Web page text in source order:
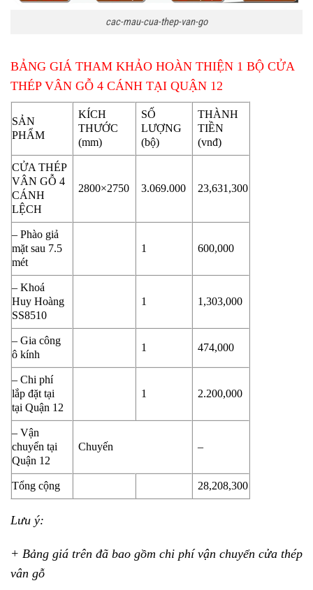
cac-mau-cua-thep-van-go
BẢNG GIÁ THAM KHẢO HOÀN THIỆN 1 BỘ CỬA
THÉP VÂN GỖ 4 CÁNH TẠI QUẬN 12
SẢN
PHẨM
KÍCH
THƯỚC
(mm)
SỐ
LƯỢNG
(bộ)
THÀNH
TIỀN
(vnđ)
CỬA THÉP
VÂN GỖ 4
CÁNH
LỆCH
2800×2750 3.069.000 23,631,300
– Phào giả
mặt sau 7.5
mét
1 600,000
– Khoá
Huy Hoàng
SS8510
1 1,303,000
– Gia công
ô kính
1 474,000
– Chi phí
lắp đặt tại
tại Quận 12
1 2.200,000
– Vận
chuyển tại
Quận 12
Chuyến –
Tổng cộng 28,208,300
Lưu ý:
+ Bảng giá trên đã bao gồm chi phí vận chuyển cửa thép
vân gỗ